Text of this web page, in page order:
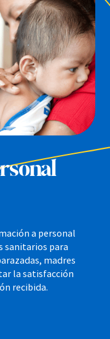
a personal
sanitarios para
madres
la satisfacción
recibida.